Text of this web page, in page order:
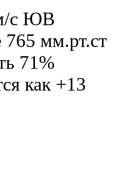
с ЮВ
765 мм.рт.ст
71%
как +13